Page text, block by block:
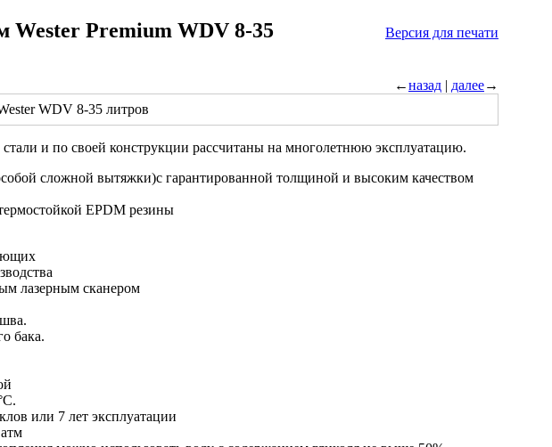
Версия для печати
Wester Premium WDV 8-35
←назад | далее→
и по своей конструкции рассчитаны на многолетнюю эксплуатацию.
сложной вытяжки)с гарантированной толщиной и высоким качеством
EPDM резины
лазерным сканером
бака.
или 7 лет эксплуатации